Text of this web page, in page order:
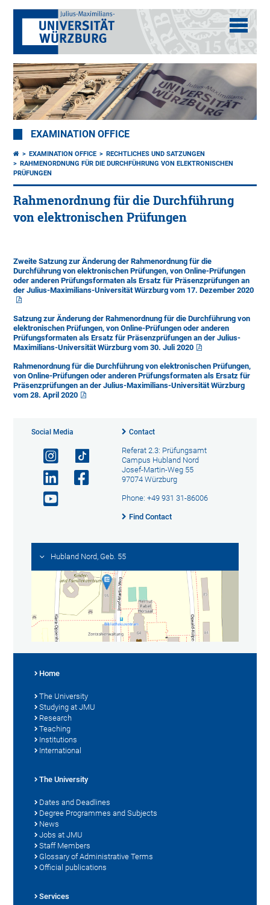
EXAMINATION OFFICE
EXAMINATION OFFICE
RECHTLICHES UND SATZUNGEN
RAHMENORDNUNG FÜR DIE DURCHFÜHRUNG VON ELEKTRONISCHEN
PRÜFUNGEN
Rahmenordnung für die Durchführung
von elektronischen Prüfungen
Zweite Satzung zur Änderung der Rahmenordnung für die
Durchführung von elektronischen Prüfungen, von Online-Prüfungen
oder anderen Prüfungsformaten als Ersatz für Präsenzprüfungen an
der Julius-Maximilians-Universität Würzburg vom 17. Dezember 2020
Satzung zur Änderung der Rahmenordnung für die Durchführung von
elektronischen Prüfungen, von Online-Prüfungen oder anderen
Prüfungsformaten als Ersatz für Präsenzprüfungen an der Julius-
Maximilians-Universität Würzburg vom 30. Juli 2020
Rahmenordnung für die Durchführung von elektronischen Prüfungen,
von Online-Prüfungen oder anderen Prüfungsformaten als Ersatz für
Präsenzprüfungen an der Julius-Maximilians-Universität Würzburg
vom 28. April 2020
Social Media Contact
Referat 2.3: Prüfungsamt
Campus Hubland Nord
Josef-Martin-Weg 55
97074 Würzburg
Phone: +49 931 31-86006
Find Contact
Hubland Nord, Geb. 55
Home
The University
Studying at JMU
Research
Teaching
Institutions
International
The University
Dates and Deadlines
Degree Programmes and Subjects
News
Jobs at JMU
Staff Members
Glossary of Administrative Terms
Official publications
Services